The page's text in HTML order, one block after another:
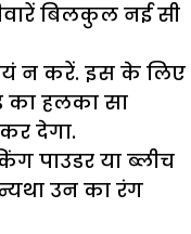
बिलकुल नई सी
न करें. इस के लिए
का हलका सा
देगा.
पाउडर या ब्लीच
उन का रंग